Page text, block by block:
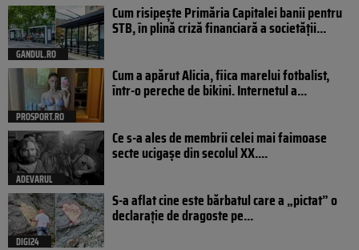
GANDUL.RO
Cum risipește Primăria Capitalei banii pentru
STB, în plină criză financiară a societății...
PROSPORT.RO
Cum a apărut Alicia, fiica marelui fotbalist,
într-o pereche de bikini. Internetul a...
ADEVARUL
Ce s-a ales de membrii celei mai faimoase
secte ucigașe din secolul XX....
DIGI24
S-a aflat cine este bărbatul care a „pictat” o
declarație de dragoste pe...